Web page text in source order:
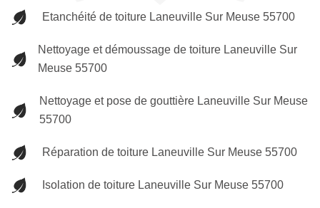
Etanchéité de toiture Laneuville Sur Meuse 55700
Nettoyage et démoussage de toiture Laneuville Sur
Meuse 55700
Nettoyage et pose de gouttière Laneuville Sur Meuse
55700
Réparation de toiture Laneuville Sur Meuse 55700
Isolation de toiture Laneuville Sur Meuse 55700